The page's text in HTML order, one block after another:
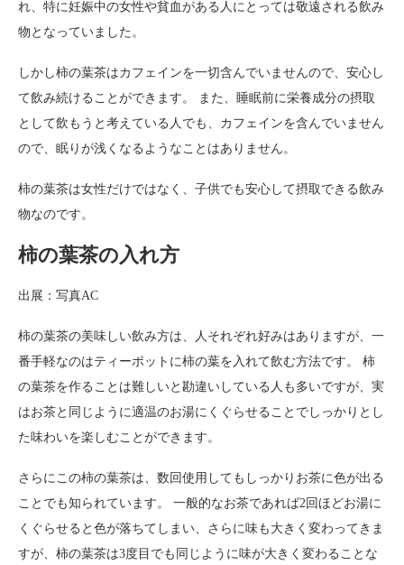
れ、特に妊娠中の女性や貧血がある人にとっては敬遠される飲み
物となっていました。
しかし柿の葉茶はカフェインを一切含んでいませんので、安心し
て飲み続けることができます。 また、睡眠前に栄養成分の摂取
として飲もうと考えている人でも、カフェインを含んでいません
ので、眠りが浅くなるようなことはありません。
柿の葉茶は女性だけではなく、子供でも安心して摂取できる飲み
物なのです。
柿の葉茶の入れ方
出展：写真AC
柿の葉茶の美味しい飲み方は、人それぞれ好みはありますが、一
番手軽なのはティーポットに柿の葉を入れて飲む方法です。 柿
の葉茶を作ることは難しいと勘違いしている人も多いですが、実
はお茶と同じように適温のお湯にくぐらせることでしっかりとし
た味わいを楽しむことができます。
さらにこの柿の葉茶は、数回使用してもしっかりお茶に色が出る
ことでも知られています。 一般的なお茶であれば2回ほどお湯に
くぐらせると色が落ちてしまい、さらに味も大きく変わってきま
すが、柿の葉茶は3度目でも同じように味が大きく変わることな